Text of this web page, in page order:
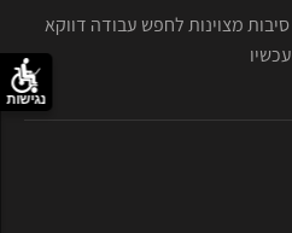
אל תדחו ל"אחרי החגים" – 4 סיבות מצוינות לחפש עבודה דווקא
עכשיו
נגישות